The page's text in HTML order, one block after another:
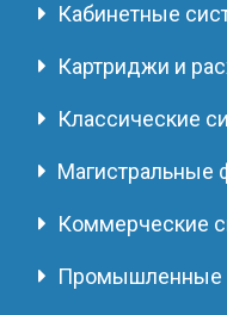
Кабинетные
Картриджи и
Классические
Магистральные
Коммерческие
Промышленные